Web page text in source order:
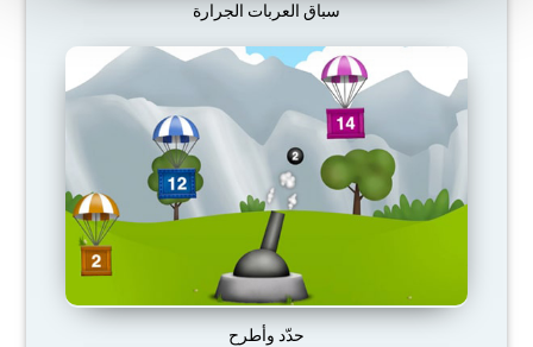
سباق العربات الجرارة
حدّد وأطرح